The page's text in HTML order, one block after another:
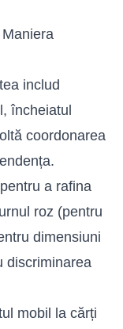
includ
încheiatul
coordonarea
a rafina
roz (pentru
dimensiuni
discriminarea
mobil la cărți